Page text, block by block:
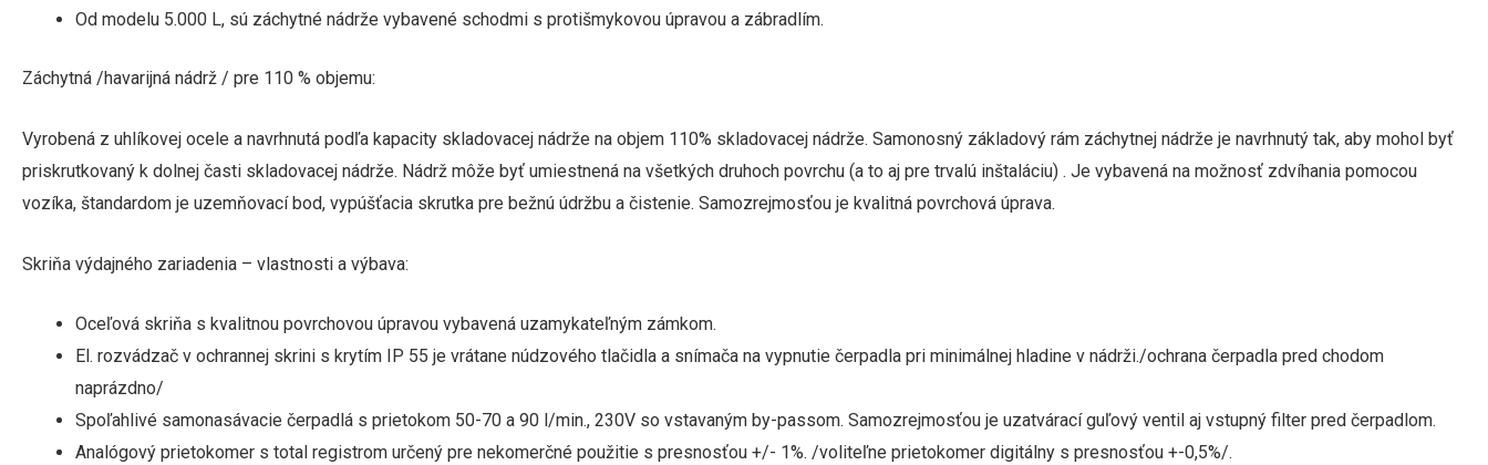
Od modelu 5.000 L, sú záchytné nádrže vybavené schodmi s protišmykovou úpravou a zábradlím.
Záchytná /havarijná nádrž / pre 110 % objemu:
Vyrobená z uhlíkovej ocele a navrhnutá podľa kapacity skladovacej nádrže na objem 110% skladovacej nádrže. Samonosný základový rám záchytnej nádrže je navrhnutý tak, aby mohol byť
priskrutkovaný k dolnej časti skladovacej nádrže. Nádrž môže byť umiestnená na všetkých druhoch povrchu (a to aj pre trvalú inštaláciu) . Je vybavená na možnosť zdvíhania pomocou
vozíka, štandardom je uzemňovací bod, vypúšťacia skrutka pre bežnú údržbu a čistenie. Samozrejmosťou je kvalitná povrchová úprava.
Skriňa výdajného zariadenia – vlastnosti a výbava:
Oceľová skriňa s kvalitnou povrchovou úpravou vybavená uzamykateľným zámkom.
El. rozvádzač v ochrannej skrini s krytím IP 55 je vrátane núdzového tlačidla a snímača na vypnutie čerpadla pri minimálnej hladine v nádrži./ochrana čerpadla pred chodom
naprázdno/
Spoľahlivé samonasávacie čerpadlá s prietokom 50-70 a 90 l/min., 230V so vstavaným by-passom. Samozrejmosťou je uzatvárací guľový ventil aj vstupný filter pred čerpadlom.
Analógový prietokomer s total registrom určený pre nekomerčné použitie s presnosťou +/- 1%. /voliteľne prietokomer digitálny s presnosťou +-0,5%/.